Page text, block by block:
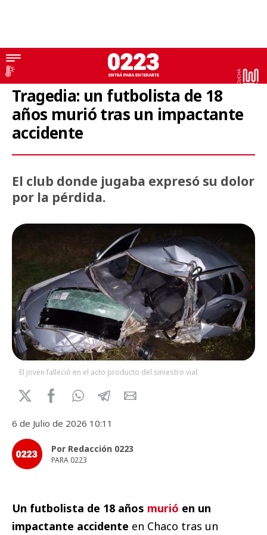
Tragedia
Tragedia: un futbolista de 18
años murió tras un impactante
accidente
El club donde jugaba expresó su dolor
por la pérdida.
El joven falleció en el acto producto del siniestro vial.
6 de Julio de 2026 10:11
Por Redacción 0223
PARA 0223
Un futbolista de 18 años murió en un
impactante accidente en Chaco tras un